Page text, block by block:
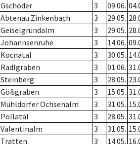
Gschöder 3 09.06.
Abtenau Zinkenbach 3 29.05.
Geiselgrundalm 3 29.05.
Johannsenruhe 3 14.06.
Kocnatal 3 30.05.
Radlgraben 3 01.06.
Steinberg 3 28.05.
Gößgraben 3 15.05.
Mühldorfer Ochsenalm 3 31.05.
Pöllatal 3 28.05.
Valentinalm 3 31.05.
Tratten 3 14.05.